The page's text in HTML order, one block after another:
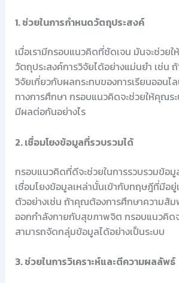
1. ช่วยในการกำหนดวัตถุประสงค์
เมื่อเรามีกรอบแนวคิดที่ชัดเจน มันจะช่วยใ
วัตถุประสงค์การวิจัยได้อย่างแม่นยำ เช่น
วิจัยเกี่ยวกับผลกระทบของการเรียนออน
ทางการศึกษา กรอบแนวคิดจะช่วยให้คุณร
มีผลต่อกันอย่างไร
2. เชื่อมโยงข้อมูลที่รวบรวมได้
กรอบแนวคิดที่ดีจะช่วยในการรวบรวมข้อมู
เชื่อมโยงข้อมูลเหล่านั้นเข้ากับทฤษฎีที่มีอ
ตัวอย่างเช่น ถ้าคุณต้องการศึกษาความสัม
ออกกำลังกายกับสุขภาพจิต กรอบแนวคิด
สามารถจัดกลุ่มข้อมูลได้อย่างเป็นระบบ
3. ช่วยในการวิเคราะห์และตีความผลลัพธ์